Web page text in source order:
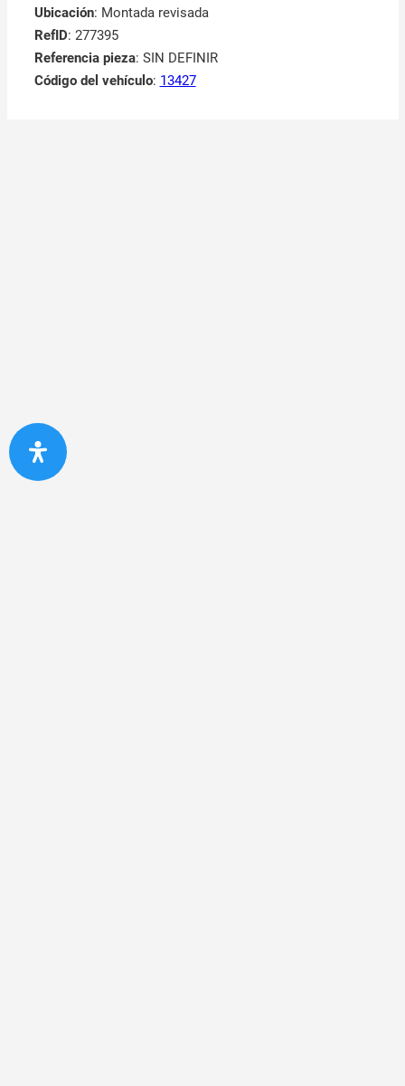
Ubicación: Montada revisada
RefID: 277395
Referencia pieza: SIN DEFINIR
Código del vehículo: 13427